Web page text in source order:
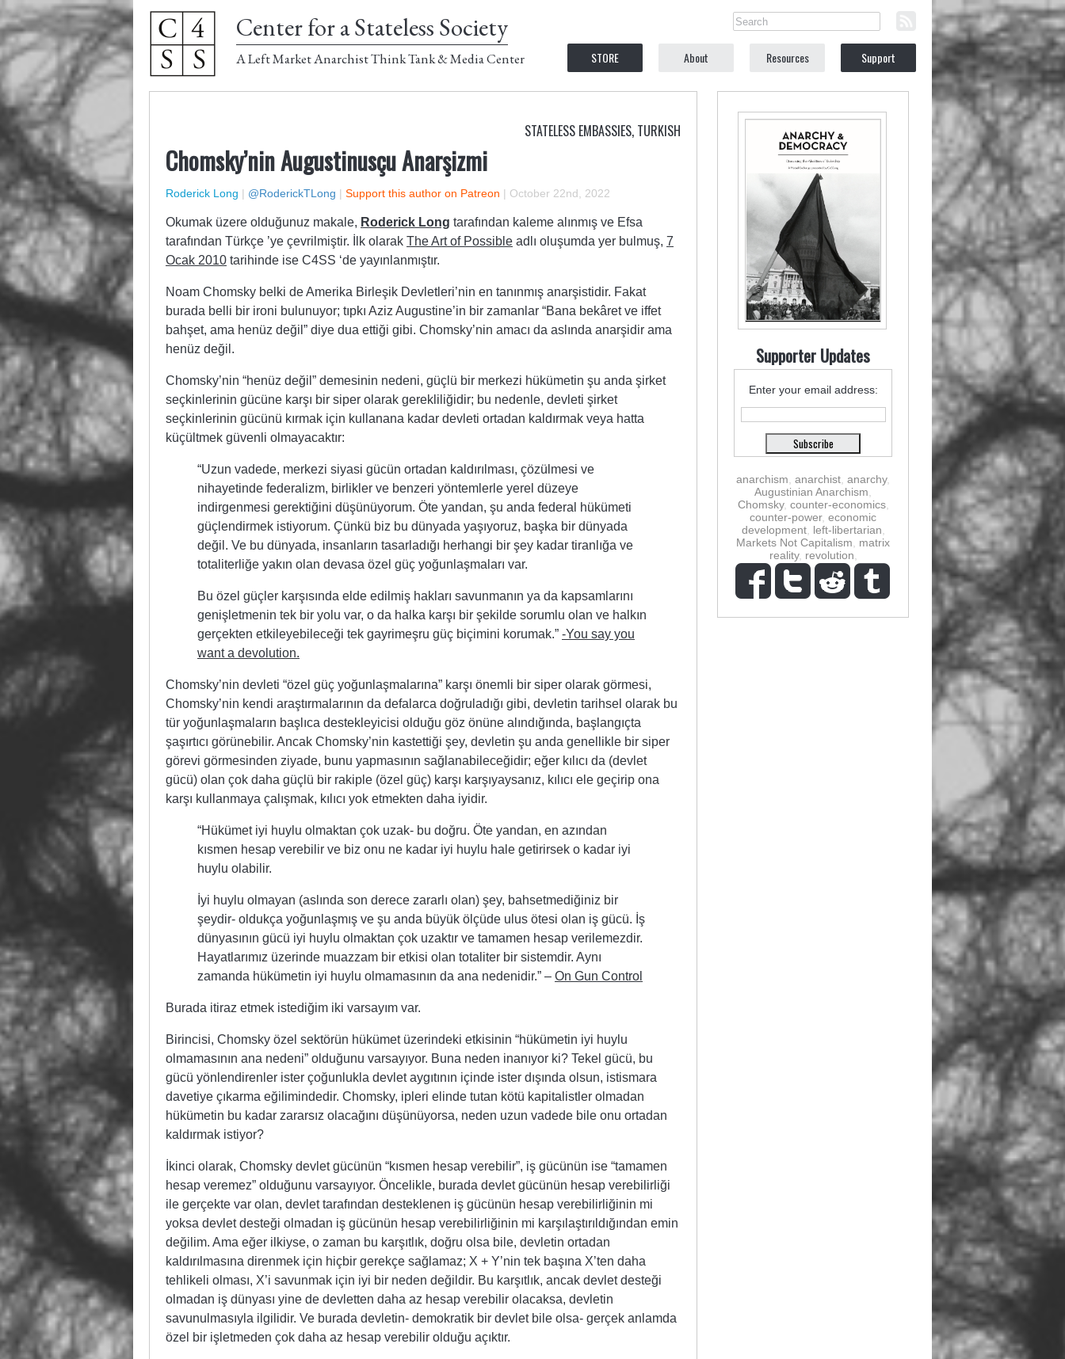
Center for a Stateless Society
A Left Market Anarchist Think Tank & Media Center STORE About Resources Support
STATELESS EMBASSIES, TURKISH
Chomsky’nin Augustinusçu Anarşizmi
Roderick Long | @RoderickTLong | Support this author on Patreon | October 22nd, 2022
Okumak üzere olduğunuz makale, Roderick Long tarafından kaleme alınmış ve Efsa
tarafından Türkçe ’ye çevrilmiştir. İlk olarak The Art of Possible adlı oluşumda yer bulmuş, 7
Ocak 2010 tarihinde ise C4SS ‘de yayınlanmıştır.
Noam Chomsky belki de Amerika Birleşik Devletleri’nin en tanınmış anarşistidir. Fakat
burada belli bir ironi bulunuyor; tıpkı Aziz Augustine’in bir zamanlar “Bana bekâret ve iffet
bahşet, ama henüz değil” diye dua ettiği gibi. Chomsky’nin amacı da aslında anarşidir ama
henüz değil.
Chomsky’nin “henüz değil” demesinin nedeni, güçlü bir merkezi hükümetin şu anda şirket
seçkinlerinin gücüne karşı bir siper olarak gerekliliğidir; bu nedenle, devleti şirket
seçkinlerinin gücünü kırmak için kullanana kadar devleti ortadan kaldırmak veya hatta
küçültmek güvenli olmayacaktır:
“Uzun vadede, merkezi siyasi gücün ortadan kaldırılması, çözülmesi ve
nihayetinde federalizm, birlikler ve benzeri yöntemlerle yerel düzeye
indirgenmesi gerektiğini düşünüyorum. Öte yandan, şu anda federal hükümeti
güçlendirmek istiyorum. Çünkü biz bu dünyada yaşıyoruz, başka bir dünyada
değil. Ve bu dünyada, insanların tasarladığı herhangi bir şey kadar tiranlığa ve
totaliterliğe yakın olan devasa özel güç yoğunlaşmaları var.
Bu özel güçler karşısında elde edilmiş hakları savunmanın ya da kapsamlarını
genişletmenin tek bir yolu var, o da halka karşı bir şekilde sorumlu olan ve halkın
gerçekten etkileyebileceği tek gayrimeşru güç biçimini korumak.” -You say you
want a devolution.
Chomsky’nin devleti “özel güç yoğunlaşmalarına” karşı önemli bir siper olarak görmesi,
Chomsky’nin kendi araştırmalarının da defalarca doğruladığı gibi, devletin tarihsel olarak bu
tür yoğunlaşmaların başlıca destekleyicisi olduğu göz önüne alındığında, başlangıçta
şaşırtıcı görünebilir. Ancak Chomsky’nin kastettiği şey, devletin şu anda genellikle bir siper
görevi görmesinden ziyade, bunu yapmasının sağlanabileceğidir; eğer kılıcı da (devlet
gücü) olan çok daha güçlü bir rakiple (özel güç) karşı karşıyaysanız, kılıcı ele geçirip ona
karşı kullanmaya çalışmak, kılıcı yok etmekten daha iyidir.
“Hükümet iyi huylu olmaktan çok uzak- bu doğru. Öte yandan, en azından
kısmen hesap verebilir ve biz onu ne kadar iyi huylu hale getirirsek o kadar iyi
huylu olabilir.
İyi huylu olmayan (aslında son derece zararlı olan) şey, bahsetmediğiniz bir
şeydir- oldukça yoğunlaşmış ve şu anda büyük ölçüde ulus ötesi olan iş gücü. İş
dünyasının gücü iyi huylu olmaktan çok uzaktır ve tamamen hesap verilemezdir.
Hayatlarımız üzerinde muazzam bir etkisi olan totaliter bir sistemdir. Aynı
zamanda hükümetin iyi huylu olmamasının da ana nedenidir.” – On Gun Control
Burada itiraz etmek istediğim iki varsayım var.
Birincisi, Chomsky özel sektörün hükümet üzerindeki etkisinin “hükümetin iyi huylu
olmamasının ana nedeni” olduğunu varsayıyor. Buna neden inanıyor ki? Tekel gücü, bu
gücü yönlendirenler ister çoğunlukla devlet aygıtının içinde ister dışında olsun, istismara
davetiye çıkarma eğilimindedir. Chomsky, ipleri elinde tutan kötü kapitalistler olmadan
hükümetin bu kadar zararsız olacağını düşünüyorsa, neden uzun vadede bile onu ortadan
kaldırmak istiyor?
İkinci olarak, Chomsky devlet gücünün “kısmen hesap verebilir”, iş gücünün ise “tamamen
hesap veremez” olduğunu varsayıyor. Öncelikle, burada devlet gücünün hesap verebilirliği
ile gerçekte var olan, devlet tarafından desteklenen iş gücünün hesap verebilirliğinin mi
yoksa devlet desteği olmadan iş gücünün hesap verebilirliğinin mi karşılaştırıldığından emin
değilim. Ama eğer ilkiyse, o zaman bu karşıtlık, doğru olsa bile, devletin ortadan
kaldırılmasına direnmek için hiçbir gerekçe sağlamaz; X + Y’nin tek başına X’ten daha
tehlikeli olması, X’i savunmak için iyi bir neden değildir. Bu karşıtlık, ancak devlet desteği
olmadan iş dünyası yine de devletten daha az hesap verebilir olacaksa, devletin
savunulmasıyla ilgilidir. Ve burada devletin- demokratik bir devlet bile olsa- gerçek anlamda
özel bir işletmeden çok daha az hesap verebilir olduğu açıktır.
Supporter Updates
Enter your email address:
anarchism anarchist anarchy,
Augustinian Anarchism
Chomsky, counter-economics,
counter-power, economic
development, left-libertarian
Markets Not Capitalism
matrix
reality, revolution